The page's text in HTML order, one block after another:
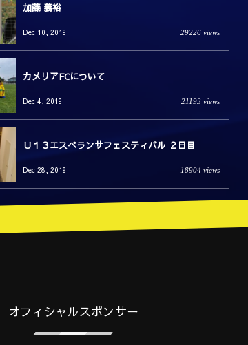
加藤 義裕
Dec 10, 2019 29226 views
カメリアFCについて
Dec 4, 2019 21193 views
Ｕ１３エスペランサフェスティバル ２日目
Dec 28, 2019 18904 views
オフィシャルスポンサー